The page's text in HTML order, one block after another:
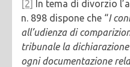
[2]
In tema di divorzio
n. 898 dispone che “I
all’udienza di
tribunale la
ogni documentazione